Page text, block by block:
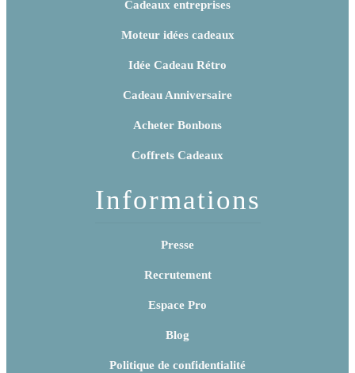
Cadeaux entreprises
Moteur idées cadeaux
Idée Cadeau Rétro
Cadeau Anniversaire
Acheter Bonbons
Coffrets Cadeaux
Informations
Presse
Recrutement
Espace Pro
Blog
Politique de confidentialité